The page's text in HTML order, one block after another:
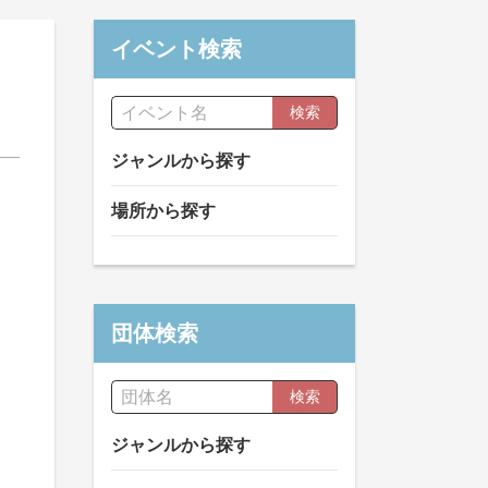
イベント検索
検索
ジャンルから探す
場所から探す
団体検索
検索
ジャンルから探す